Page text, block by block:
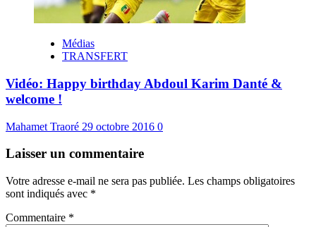
Médias
TRANSFERT
Vidéo: Happy birthday Abdoul Karim Danté &
welcome !
Mahamet Traoré 29 octobre 2016 0
Laisser un commentaire
Votre adresse e-mail ne sera pas publiée. Les champs obligatoires
sont indiqués avec *
Commentaire *